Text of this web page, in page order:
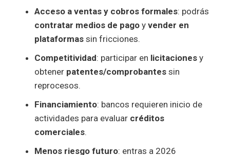
Acceso a ventas y cobros formales: podrás
contratar medios de pagoy vender en
plataformassin fricciones.
Competitividad: participar en licitacionesy
obtener patentes/comprobantessin
reprocesos.
Financiamiento: bancos requieren inicio de
actividades para evaluar créditos
comerciales.
Menos riesgo futuro: entras a 2026